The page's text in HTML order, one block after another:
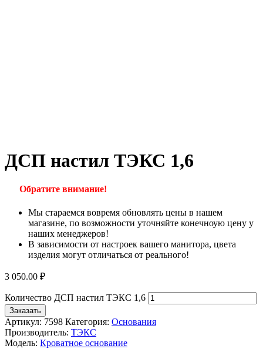
ДСП настил ТЭКС 1,6
Обратите внимание!
Мы стараемся вовремя обновлять цены в нашем
магазине, по возможности уточняйте конечноую цену у
наших менеджеров!
В зависимости от настроек вашего манитора, цвета
изделия могут отличаться от реального!
3 050.00 ₽
Количество ДСП настил ТЭКС 1,6
Заказать
Артикул: 7598 Категория: Основания
Производитель: ТЭКС
Модель: Кроватное основание